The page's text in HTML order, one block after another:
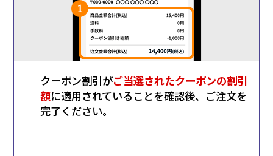
クーポン割引がご当選されたクーポンの割引
額に適用されていることを確認後、ご注文を
完了ください。